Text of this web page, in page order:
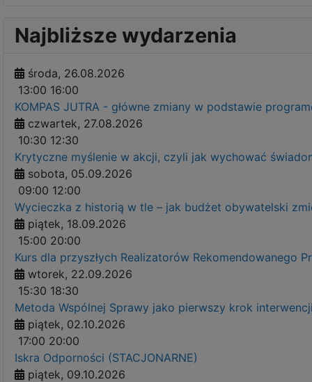
Najbliższe wydarzenia
środa, 26.08.2026
13:00 16:00
KOMPAS JUTRA - główne zmiany w podstawie
czwartek, 27.08.2026
10:30 12:30
Krytyczne myślenie w akcji, czyli jak wychować
sobota, 05.09.2026
09:00 12:00
Wycieczka z historią w tle – jak budżet obywatelski
piątek, 18.09.2026
15:00 20:00
Kurs dla przyszłych Realizatorów Rekomendowanego
wtorek, 22.09.2026
15:30 18:30
Metoda Wspólnej Sprawy jako pierwszy krok
piątek, 02.10.2026
17:00 20:00
Iskra Odporności (STACJONARNE)
piątek, 09.10.2026